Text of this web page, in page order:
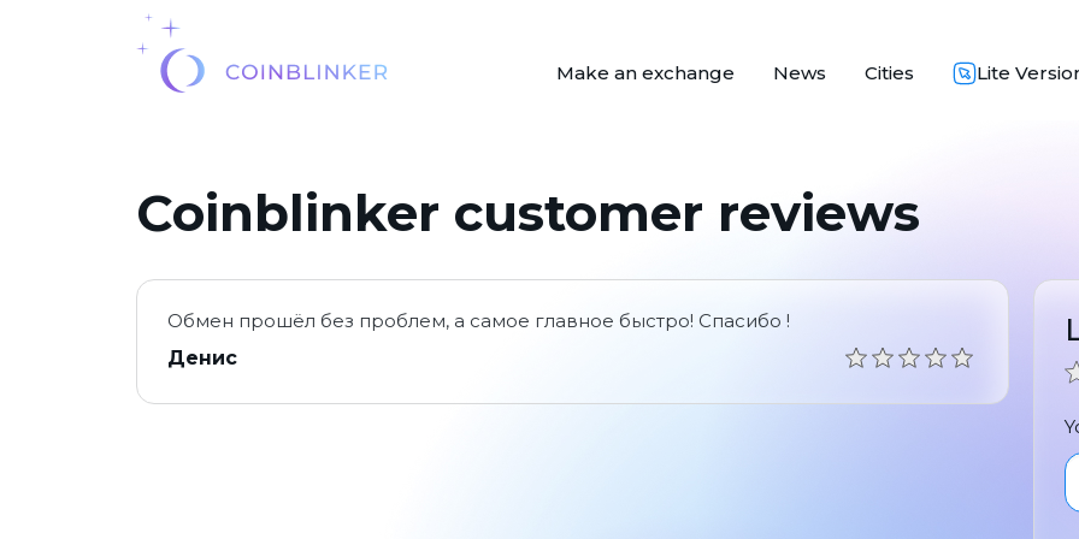
Make an exchange News Cities Lite
Coinblinker customer reviews
Обмен прошёл без проблем, а самое главное быстро! Спасибо !
Денис